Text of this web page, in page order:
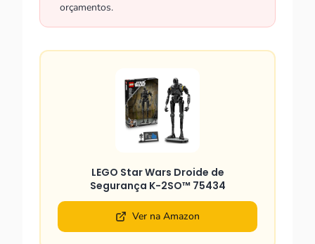
orçamentos.
LEGO Star Wars Droide de
Segurança K-2SO™ 75434
Ver na Amazon